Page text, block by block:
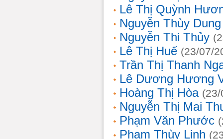
Lê Thị Quỳnh
Nguyễn Thùy Dung
Nguyễn Thi Thủy
Lê Thị Huế (23/07/
Trần Thị Thanh
Lê Dương Hương
Hoàng Thị Hòa
Nguyễn Thị Mai
Phạm Văn Phước
Phạm Thùy Linh